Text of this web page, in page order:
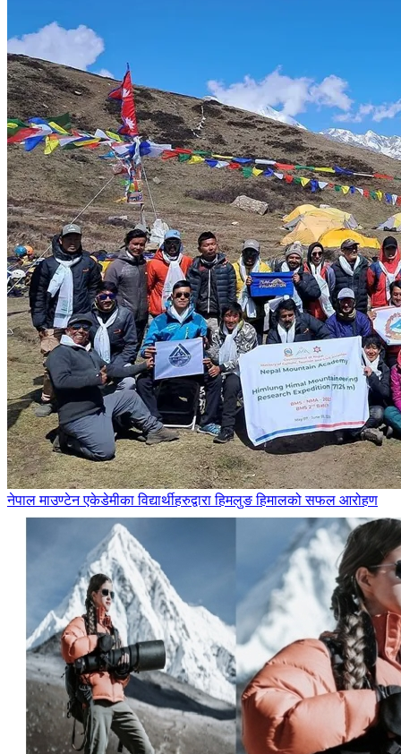
नेपाल माउण्टेन एकेडेमीका विद्यार्थीहरुद्वारा हिमलुङ हिमालको सफल आरोहण